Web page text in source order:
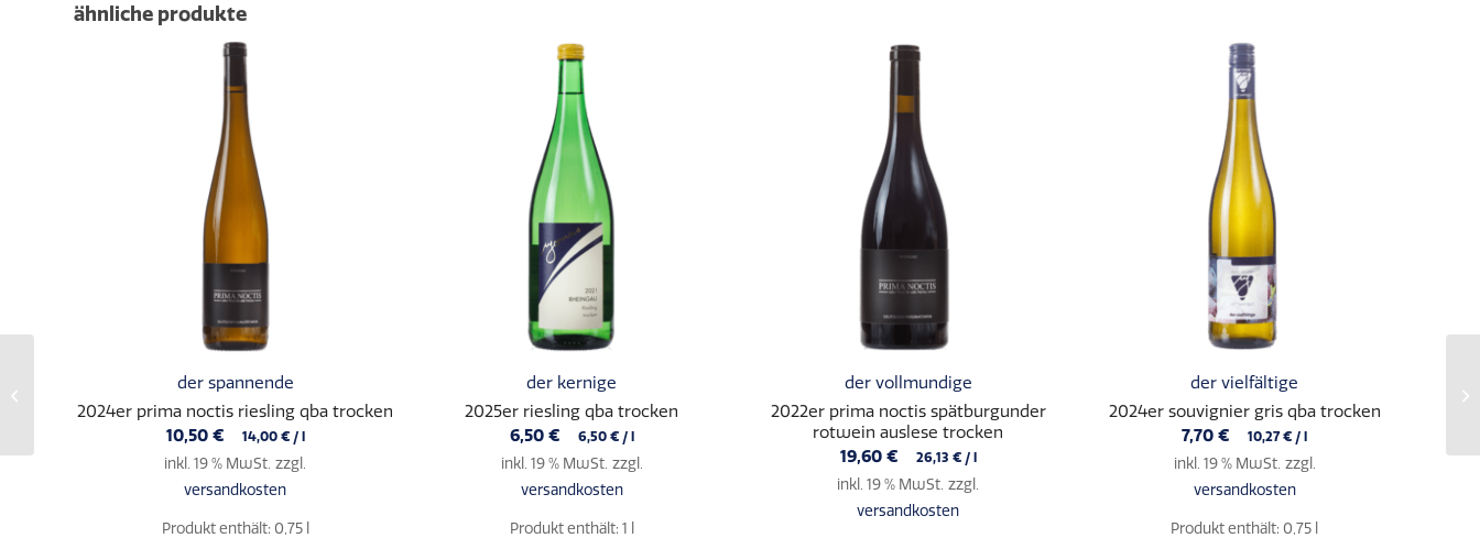
ähnliche produkte
der spannende
2024er prima noctis riesling qba trocken
10,50 € 14,00 €/ l
inkl. 19 % MwSt. zzgl.
versandkosten
Produkt enthält: 0,75
der kernige
2025er riesling qba trocken
6,50 € 6,50 €/ l
inkl. 19 % MwSt. zzgl.
versandkosten
Produkt enthält: 1
der vollmundige
2022er prima noctis spätburgunder
rotwein auslese trocken
19,60 € 26,13 €/ l
inkl. 19 % MwSt. zzgl.
versandkosten
der vielfältige
2024er souvignier gris qba trocken
7,70€ 10,27€ /l
inkl. 19 % MwSt. zzgl.
versandkosten
Produkt enthält: 0,75
2018er spätburgunder
halbtrocken (0,75 l)